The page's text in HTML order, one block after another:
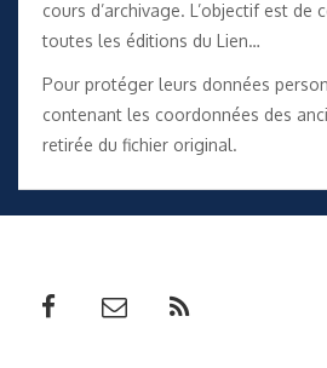
cours d’archivage. L’objectif est de
toutes les éditions du Lien…
Pour protéger leurs données
contenant les coordonnées des
retirée du fichier original.